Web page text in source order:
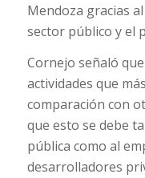
Mendoza gracias
sector público y el
Cornejo señaló
actividades que
comparación con
que esto se debe
pública como al
desarrolladores